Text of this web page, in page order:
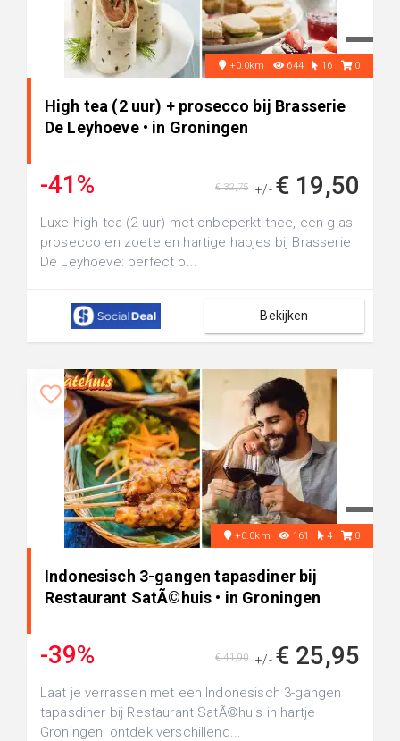
+0.0km 644 16 0
High tea (2 uur) + prosecco bij Brasserie
De Leyhoeve • in Groningen
-41% +/- € 19,50
€ 32,75
Luxe high tea (2 uur) met onbeperkt thee, een glas
prosecco en zoete en hartige hapjes bij Brasserie
De Leyhoeve: perfect o...
Bekijken
+0.0km 161 4 0
Indonesisch 3-gangen tapasdiner bij
Restaurant SatÃ©huis • in Groningen
-39% +/- € 25,95
€ 41,90
Laat je verrassen met een Indonesisch 3-gangen
tapasdiner bij Restaurant SatÃ©huis in hartje
Groningen: ontdek verschillend...